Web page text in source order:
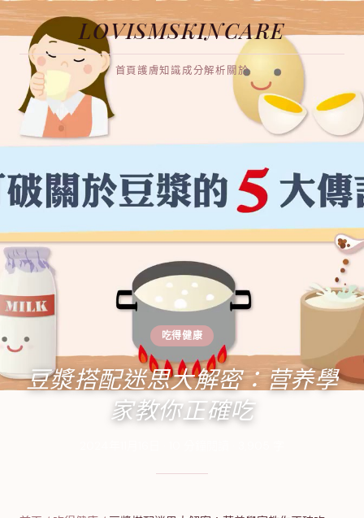
LOVISMSKINCARE
首頁護膚知識成分解析關於
吃得健康
豆漿搭配迷思大解密：营养學
家教你正確吃